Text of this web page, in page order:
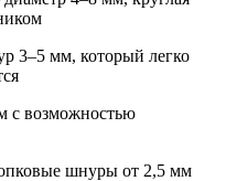
3–5 мм, который легко
с возможностью
шнуры от 2,5 мм